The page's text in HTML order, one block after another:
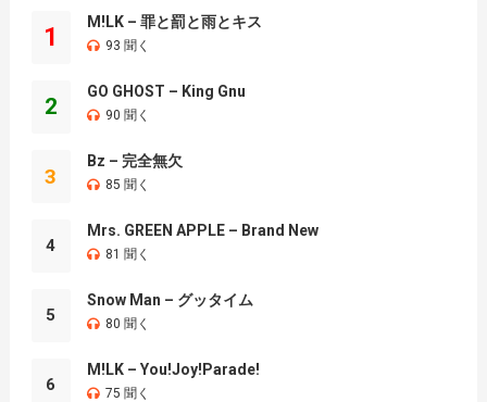
1
M!LK – 罪と罰と雨とキス
93 聞く
2
GO GHOST – King Gnu
90 聞く
3
Bz – 完全無欠
85 聞く
4
Mrs. GREEN APPLE – Brand New
81 聞く
5
Snow Man – グッタイム
80 聞く
6
M!LK – You!Joy!Parade!
75 聞く